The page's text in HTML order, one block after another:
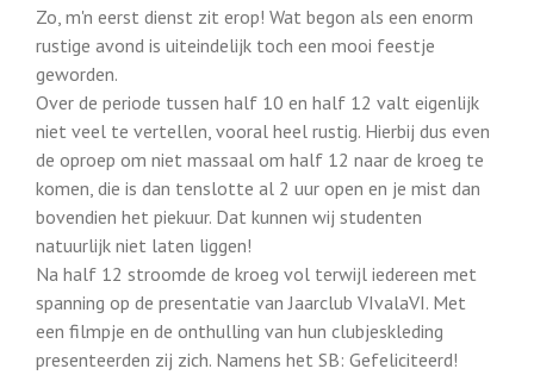
Zo, m'n eerst dienst zit erop! Wat begon als een enorm
rustige avond is uiteindelijk toch een mooi feestje
geworden.
Over de periode tussen half 10 en half 12 valt eigenlijk
niet veel te vertellen, vooral heel rustig. Hierbij dus even
de oproep om niet massaal om half 12 naar de kroeg te
komen, die is dan tenslotte al 2 uur open en je mist dan
bovendien het piekuur. Dat kunnen wij studenten
natuurlijk niet laten liggen!
Na half 12 stroomde de kroeg vol terwijl iedereen met
spanning op de presentatie van Jaarclub VIvalaVI. Met
een filmpje en de onthulling van hun clubjeskleding
presenteerden zij zich. Namens het SB: Gefeliciteerd!